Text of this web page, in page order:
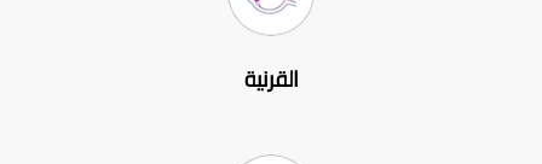
القرنية